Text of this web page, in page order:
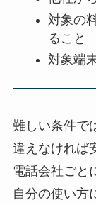
対象の
ること
対象端
難しい条件で
違えなければ
電話会社ごと
自分の使い方